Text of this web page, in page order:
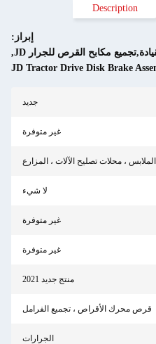
Description
إبراز:
,
JD Tractor Drive Disk Brake
جديد
غير متوفرة
، محلات تصليح الآلات ، المزارع
لا شيء
غير متوفرة
غير متوفرة
منتج جديد 2021
قرص محرك الأقراص ، تجميع الفرامل
الجرارات